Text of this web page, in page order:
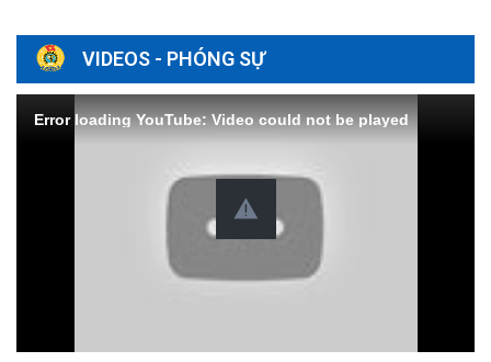
VIDEOS - PHÓNG SỰ
Error loading YouTube: Video could not be played